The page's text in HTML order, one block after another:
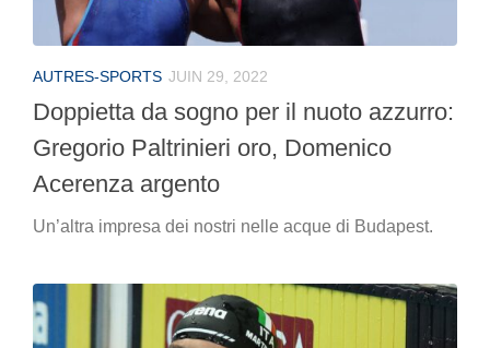
AUTRES-SPORTS JUIN 29, 2022
Doppietta da sogno per il nuoto azzurro:
Gregorio Paltrinieri oro, Domenico
Acerenza argento
Un’altra impresa dei nostri nelle acque di Budapest.